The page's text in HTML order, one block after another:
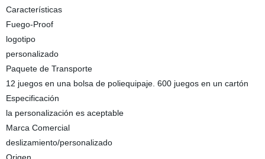
Características
Fuego-Proof
logotipo
personalizado
Paquete de Transporte
12 juegos en una bolsa de poliequipaje. 600 juegos en un cartón
Especificación
la personalización es aceptable
Marca Comercial
deslizamiento/personalizado